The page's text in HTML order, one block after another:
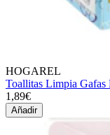
HOGAREL
Toallitas Limpia Gafas
1,89€
Añadir